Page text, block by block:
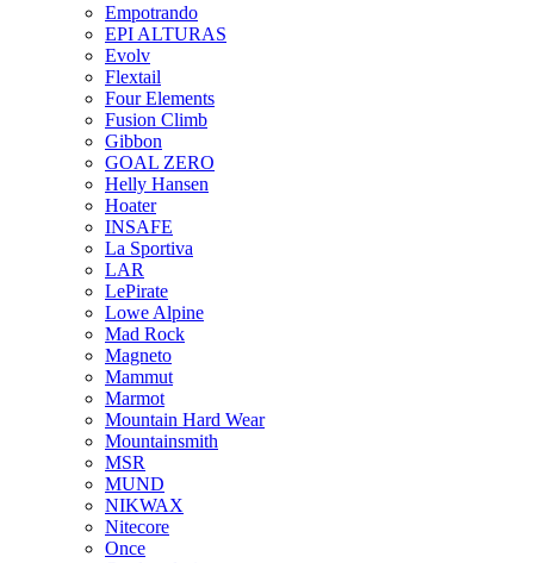
Empotrando
EPI ALTURAS
Evolv
Flextail
Four Elements
Fusion Climb
Gibbon
GOAL ZERO
Helly Hansen
Hoater
INSAFE
La Sportiva
LAR
LePirate
Lowe Alpine
Mad Rock
Magneto
Mammut
Marmot
Mountain Hard Wear
Mountainsmith
MSR
MUND
NIKWAX
Nitecore
Once